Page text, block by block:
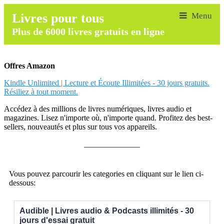
Livres pour tous
Plus de 6000 livres gratuits en ligne
Offres Amazon
Kindle Unlimited | Lecture et Écoute Illimitées - 30 jours gratuits.
Résiliez à tout moment.
Accédez à des millions de livres numériques, livres audio et
magazines. Lisez n'importe où, n'importe quand. Profitez des best-
sellers, nouveautés et plus sur tous vos appareils.
Vous pouvez parcourir les categories en cliquant sur le lien ci-
dessous:
Audible | Livres audio & Podcasts illimités - 30
jours d'essai gratuit